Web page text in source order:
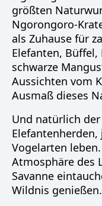
größten
Ngorongoro-
als Zuhause für
Elefanten,
schwarze
Aussichten vom
Ausmaß dieses
Und natürlich
Vogelarten
Atmosphäre des
Savanne
Wildnis genießen.